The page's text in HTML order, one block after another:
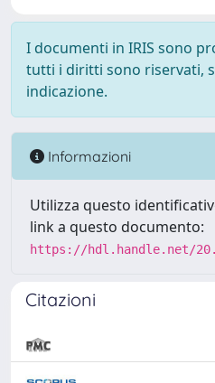
I documenti in IRIS sono
tutti i diritti sono riservati,
indicazione.
Informazioni
Utilizza questo
link a questo documento:
https://hdl.handle.net/
Citazioni